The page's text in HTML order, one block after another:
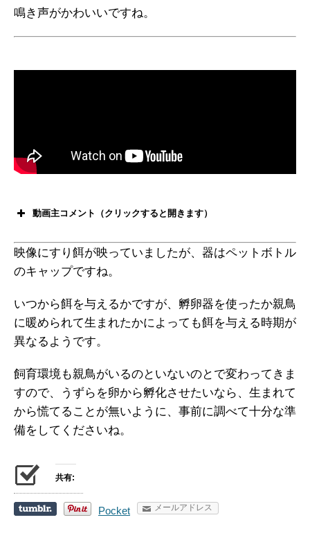
鳴き声がかわいいですね。
動画主コメント（クリックすると開きます）
映像にすり餌が映っていましたが、器はペットボトル
のキャップですね。
いつから餌を与えるかですが、孵卵器を使ったか親鳥
に暖められて生まれたかによっても餌を与える時期が
異なるようです。
飼育環境も親鳥がいるのといないのとで変わってきま
すので、うずらを卵から孵化させたいなら、生まれて
から慌てることが無いように、事前に調べて十分な準
備をしてくださいね。
共有:
Pocket メールアドレス